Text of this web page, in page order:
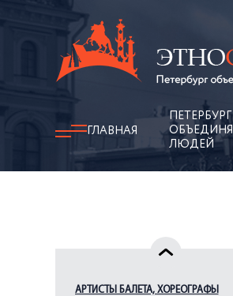
ГЛАВНАЯ
ПЕТЕРБУРГ
ЛЮДЕЙ
АРТИСТЫ БАЛЕТА, ХОРЕОГРАФЫ